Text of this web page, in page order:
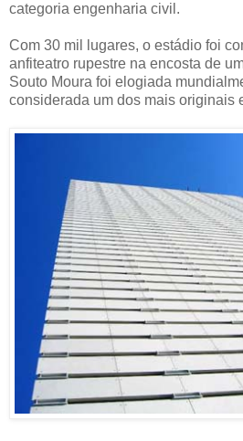
categoria engenharia civil.
Com 30 mil lugares, o estádio foi
anfiteatro rupestre na encosta de
Souto Moura foi elogiada
considerada um dos mais originais